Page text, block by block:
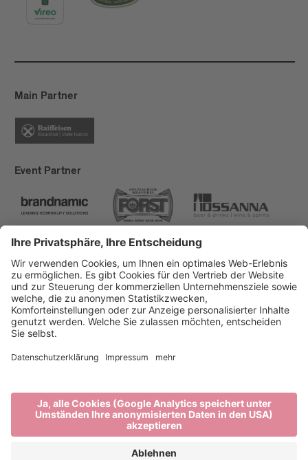
Main Partner
Event Partner
Brixen Tourismus
Privacy
Impressum
Förderungen
produced by